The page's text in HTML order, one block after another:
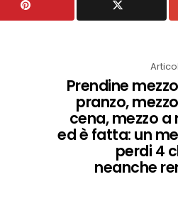
Prendine
pranzo,
cena, mezzo
ed è fatta: un
perdi 4
neanche